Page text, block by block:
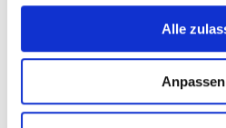
gesammelt haben.
Alle
Anpassen
sowie unserer Inhalte und
Rechtsgrundlage ist Art. 6
Zweck lit. a, b oder f).
3. Aufruf unserer